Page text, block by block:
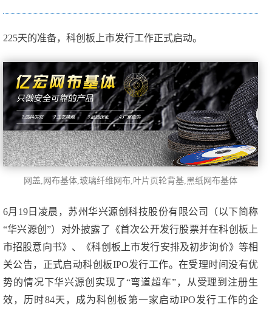
225天的准备，科创板上市发行工作正式启动。
网盖 ,网布基体,玻璃纤维网布,叶片页轮背基,黑纸网布基体
6月19日凌晨，苏州华兴源创科技股份有限公司（以下简称
“华兴源创”）对外披露了《首次公开发行股票并在科创板上
市招股意向书》、《科创板上市发行安排及初步询价》等相
关公告，正式启动科创板IPO发行工作。在受理时间没有优
势的情况下华兴源创实现了“弯道超车”，从受理到注册生
效，历时84天，成为科创板第一家启动IPO发行工作的企